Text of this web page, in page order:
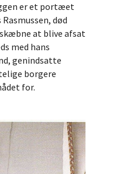
er et portæet
død
at blive afsat
med hans
genindsatte
borgere
for.